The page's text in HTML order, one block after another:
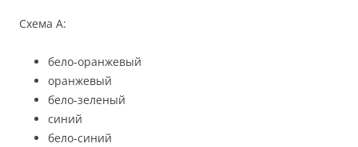
Схема A:
бело-оранжевый
оранжевый
бело-зеленый
синий
бело-синий